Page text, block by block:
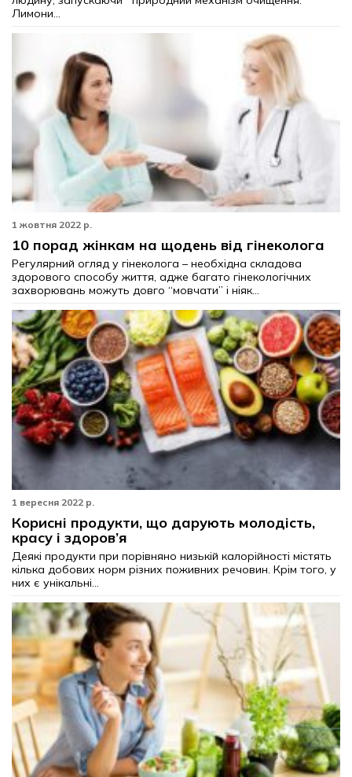
Лимони...
1 жовтня 2022 р.
10 порад жінкам на щодень від гінеколога
Регулярний огляд у гінеколога – необхідна складова
здорового способу життя, адже багато гінекологічних
захворювань можуть довго “мовчати” і ніяк...
1 вересня 2022 р.
Корисні продукти, що дарують молодість,
красу і здоров’я
Деякі продукти при порівняно низькій калорійності містять
кілька добових норм різних поживних речовин. Крім того, у
них є унікальні...